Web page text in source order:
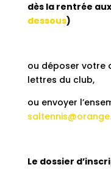
dès la rentrée
dessous)
ou déposer votre
lettres du club,
ou envoyer
Le dossier